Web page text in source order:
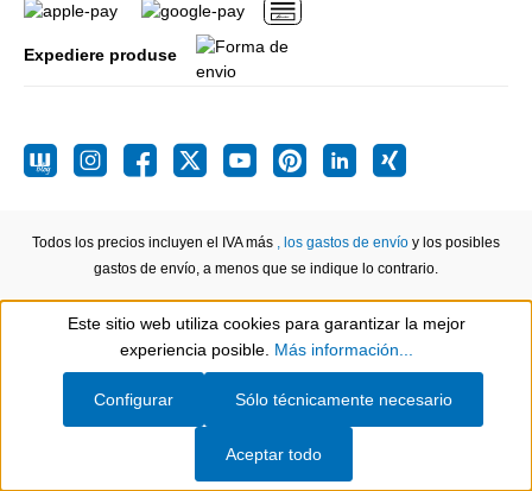
Expediere produse
Todos los precios incluyen el IVA más , los gastos de envío y los posibles
gastos de envío, a menos que se indique lo contrario.
Show toolbar
Este sitio web utiliza cookies para garantizar la mejor
experiencia posible. Más información...
Sólo técnicamente necesario
Configurar
Aceptar todo